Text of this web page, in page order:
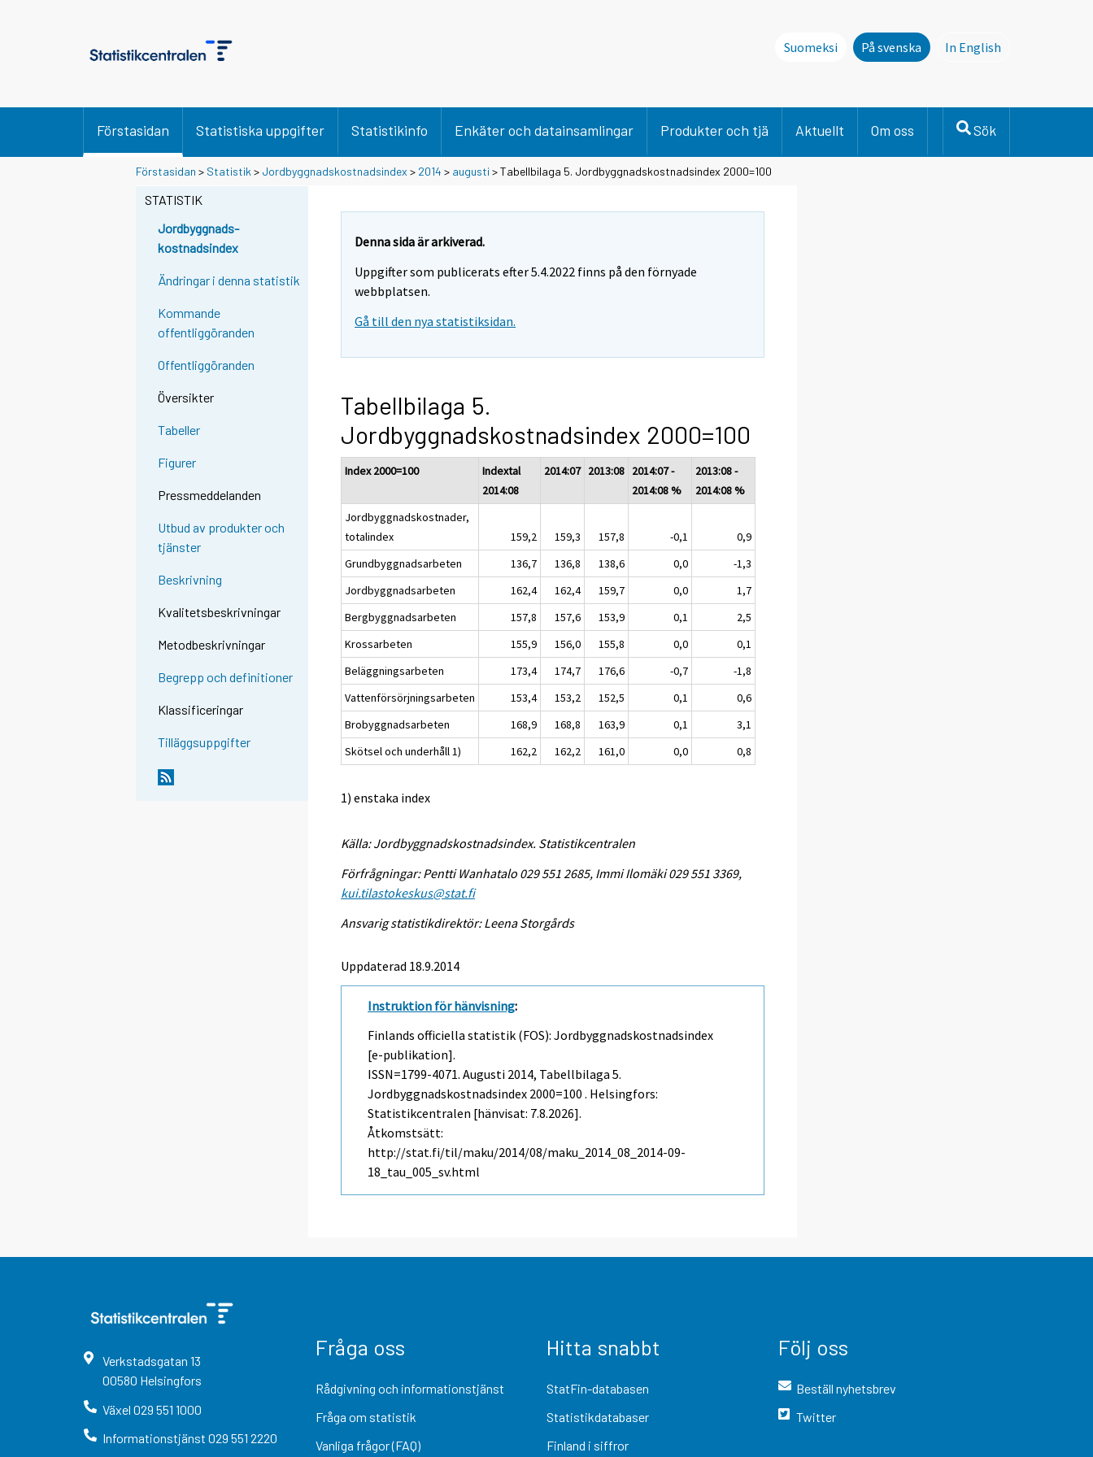
Suomeksi På svenska
In English
Förstasidan Statistiska uppgifter Statistikinfo Enkäter och datainsamlingar Produkter och tjä Aktuellt Om oss Sök
Förstasidan > Statistik > Jordbyggnadskostnadsindex > 2014 > augusti > Tabellbilaga 5. Jordbyggnadskostnadsindex 2000=100
STATISTIK
Jordbyggnads-
kostnadsindex
Ändringar i denna statistik
Kommande
offentliggöranden
Offentliggöranden
Översikter
Tabeller
Figurer
Pressmeddelanden
Utbud av produkter och
tjänster
Beskrivning
Kvalitetsbeskrivningar
Metodbeskrivningar
Begrepp och definitioner
Klassificeringar
Tilläggsuppgifter
Denna sida är arkiverad.
Uppgifter som publicerats efter 5.4.2022 finns på den förnyade
webbplatsen.
Gå till den nya statistiksidan.
Tabellbilaga 5.
Jordbyggnadskostnadsindex 2000=100
Index 2000=100
Indextal
2014:08
2014:07 2013:08 2014:07 -
2014:08 %
2013:08 -
2014:08 %
Jordbyggnadskostnader,
totalindex
159,2 159,3 157,8 -0,1
0,9
Grundbyggnadsarbeten
136,7 136,8 138,6 0,0
-1,3
Jordbyggnadsarbeten
162,4 162,4 159,7 0,0
1,7
Bergbyggnadsarbeten
157,8 157,6 153,9 0,1
2,5
Krossarbeten
155,9 156,0 155,8 0,0
0,1
Beläggningsarbeten
173,4 174,7 176,6 -0,7
-1,8
Vattenförsörjningsarbeten
153,4 153,2 152,5 0,1
0,6
Brobyggnadsarbeten
168,9 168,8 163,9 0,1
3,1
Skötsel och underhåll 1)
162,2 162,2 161,0 0,0 0,8
1) enstaka index
Källa: Jordbyggnadskostnadsindex. Statistikcentralen
Förfrågningar: Pentti Wanhatalo 029 551 2685, Immi Ilomäki 029 551 3369,
kui.tilastokeskus@stat.fi
Ansvarig statistikdirektör: Leena Storgårds
Uppdaterad 18.9.2014
Instruktion för hänvisning:
Finlands officiella statistik (FOS): Jordbyggnadskostnadsindex
[e-publikation].
ISSN=1799-4071.Augusti 2014, Tabellbilaga 5.
Jordbyggnadskostnadsindex 2000=100 . Helsingfors:
Statistikcentralen [hänvisat: 7.8.2026].
Åtkomstsätt:
http://stat.fi/til/maku/2014/08/maku_2014_08_2014-09-
18_tau_005_sv.html
Verkstadsgatan 13
00580 Helsingfors
Växel 029 551 1000
Informationstjänst 029 551 2220
Fråga oss
Rådgivning och informationstjänst
Fråga om statistik
Vanliga frågor (FAQ)
Hitta snabbt
StatFin-databasen
Statistikdatabaser
Finland i siffror
Följ oss
Beställ nyhetsbrev
Twitter